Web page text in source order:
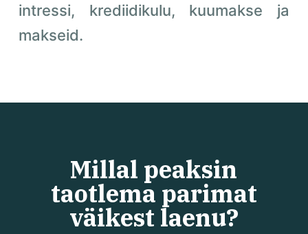
intressi, krediidikulu, kuumakse ja
makseid.
Millal peaksin
taotlema parimat
väikest laenu?